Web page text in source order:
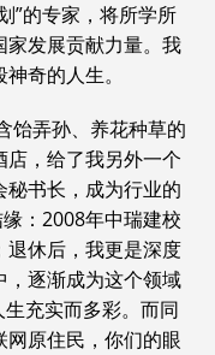
”的专家，将所学所
家发展贡献力量。我
奇的人生。
饴弄孙、养花种草的
，给了我另外一个
书长，成为行业的
：2008年中瑞建校
退休后，我更是深度
，逐渐成为这个领域
充实而多彩。而同
原住民，你们的眼